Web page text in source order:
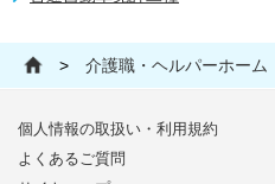
> 介護職・ヘルパーホーム
個人情報の取扱い・利用規約
よくあるご質問